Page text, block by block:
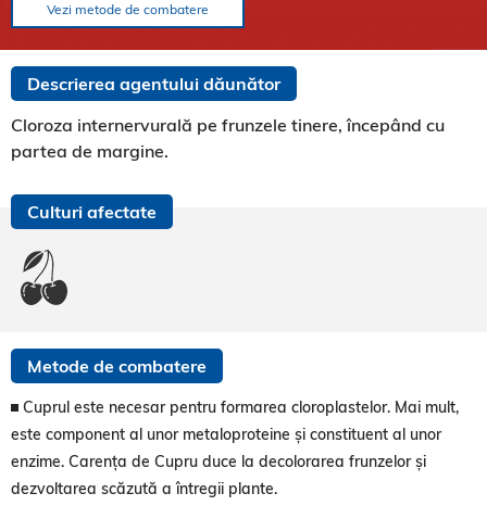
Vezi metode de combatere
Descrierea agentului dăunător
Cloroza internervurală pe frunzele tinere, începând cu
partea de margine.
Culturi afectate
Metode de combatere
Cuprul este necesar pentru formarea cloroplastelor. Mai mult,
este component al unor metaloproteine și constituent al unor
enzime. Carența de Cupru duce la decolorarea frunzelor și
dezvoltarea scăzută a întregii plante.